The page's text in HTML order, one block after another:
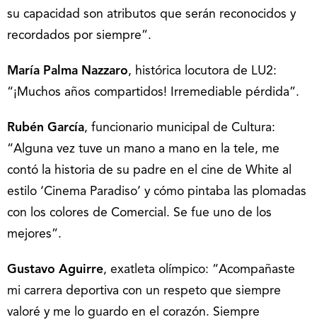
su capacidad son atributos que serán reconocidos y
recordados por siempre”.
María Palma Nazzaro, histórica locutora de LU2:
“¡Muchos años compartidos! Irremediable pérdida”.
Rubén García, funcionario municipal de Cultura:
“Alguna vez tuve un mano a mano en la tele, me
contó la historia de su padre en el cine de White al
estilo ‘Cinema Paradiso’ y cómo pintaba las plomadas
con los colores de Comercial. Se fue uno de los
mejores”.
Gustavo Aguirre, exatleta olímpico: “Acompañaste
mi carrera deportiva con un respeto que siempre
valoré y me lo guardo en el corazón. Siempre